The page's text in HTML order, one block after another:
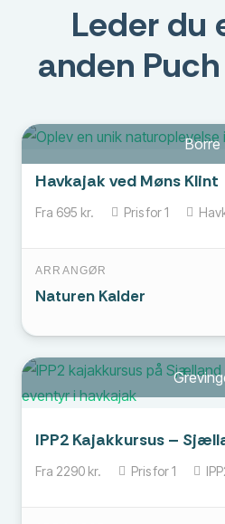
Leder du
anden
Borre
Havkajak ved Møns Klint
Fra 695 kr. Pris for1
ARRANGØR
Naturen Kalder
IPP2 Kajakkursus –
Fra 2290 kr. Pris for1